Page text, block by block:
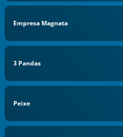
Empresa Magnata
3 Pandas
Peixe